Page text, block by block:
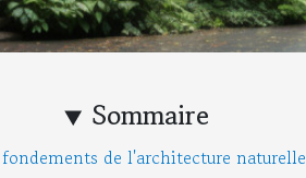
Sommaire
fondements de l'architecture naturelle